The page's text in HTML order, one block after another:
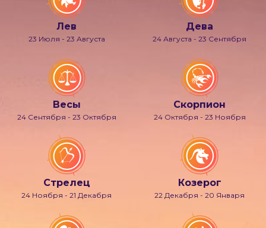
Лев
23 Июля - 23 Августа
Дева
24 Августа - 23 Сентября
Весы
24 Сентября - 23 Октября
Скорпион
24 Октября - 23 Ноября
Стрелец
24 Ноября - 21 Декабря
Козерог
22 Декабря - 20 Января